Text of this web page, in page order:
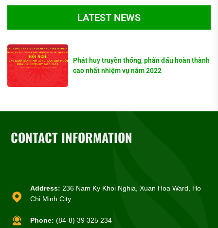
LATEST NEWS
Phát huy truyền thống, phấn đấu hoàn thành
cao nhất nhiệm vụ năm 2022
CONTACT INFORMATION
Address: 236 Nam Ky Khoi Nghia, Xuan Hoa Ward, Ho
Chi Minh City.
Phone: (84-8) 39 325 234